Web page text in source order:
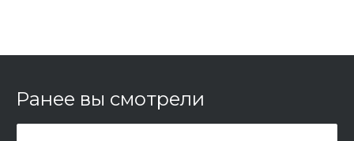
Ранее вы смотрели